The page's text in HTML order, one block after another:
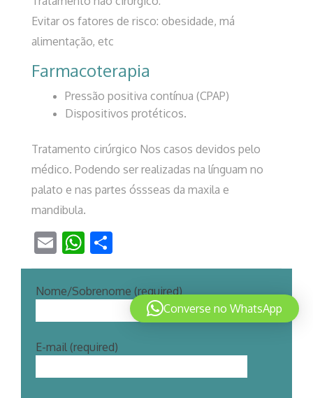
Evitar os fatores de risco: obesidade, má
alimentação, etc
Farmacoterapia
Pressão positiva contínua (CPAP)
Dispositivos protéticos.
Tratamento cirúrgico Nos casos devidos pelo
médico. Podendo ser realizadas na línguam no
palato e nas partes óssseas da maxila e
mandibula.
Email WhatsApp
Nome/Sobrenome (required)
E-mail (required)
Converse no WhatsApp